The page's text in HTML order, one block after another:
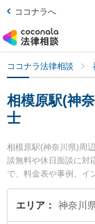
ココナラへ
ココナラ法律相談
相模原駅(神
士
相模原駅(神奈川県)周
談無料や休日面談に対
で、料金表や事例、イ
区に所在する相模原駅
いときは市区町村検
エリア 神奈川